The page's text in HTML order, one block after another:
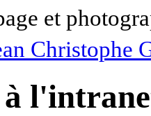
et
Christophe